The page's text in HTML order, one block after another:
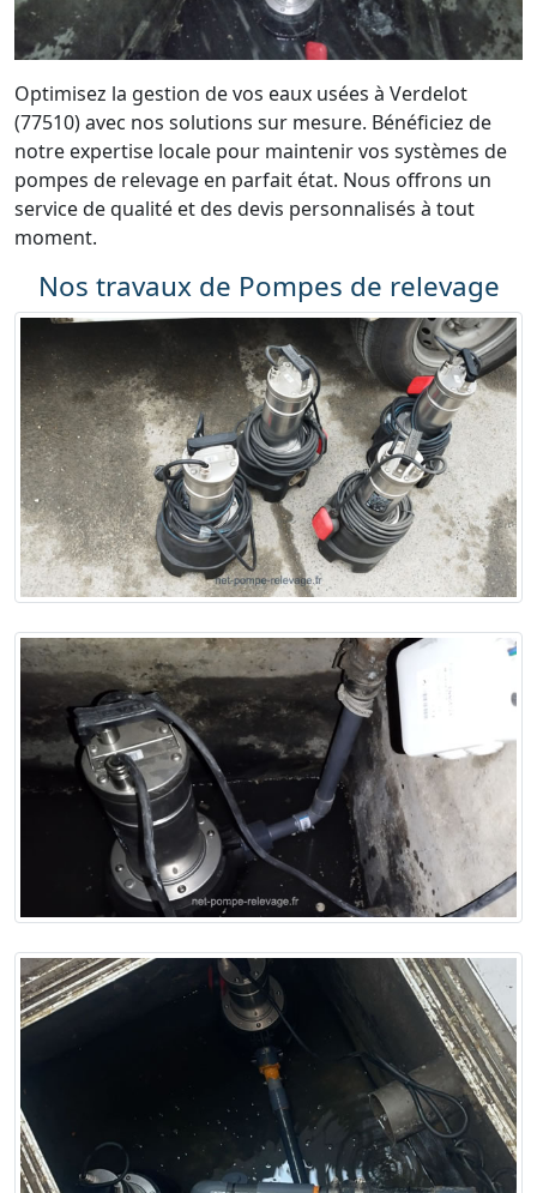
Optimisez la gestion de vos eaux usées à Verdelot
(77510) avec nos solutions sur mesure. Bénéficiez de
notre expertise locale pour maintenir vos systèmes de
pompes de relevage en parfait état. Nous offrons un
service de qualité et des devis personnalisés à tout
moment.
Nos travaux de Pompes de relevage